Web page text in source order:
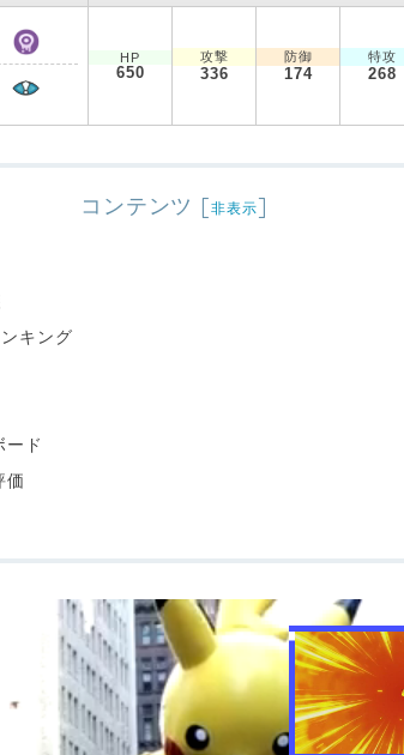
HP
650
攻撃
336
防御
174
特攻
268
コンテンツ [非表示]
キング
ード
価